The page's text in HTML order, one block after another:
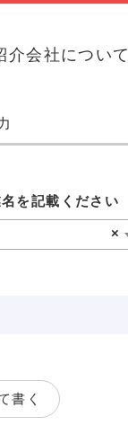
介会社について
を記載ください
×
書く